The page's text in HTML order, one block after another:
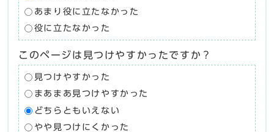
あまり役に立たなかった
役に立たなかった
このページは見つけやすかったですか？
見つけやすかった
まあまあ見つけやすかった
どちらともいえない
やや見つけにくかった